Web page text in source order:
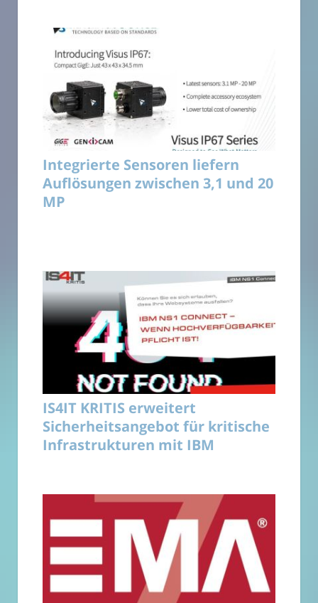
Integrierte Sensoren liefern
Auflösungen zwischen 3,1 und 20
MP
IS4IT KRITIS erweitert
Sicherheitsangebot für kritische
Infrastrukturen mit IBM